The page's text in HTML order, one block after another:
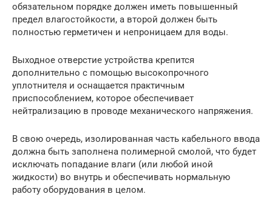
обязательном порядке должен иметь повышенный
предел влагостойкости, а второй должен быть
полностью герметичен и непроницаем для воды.
Выходное отверстие устройства крепится
дополнительно с помощью высокопрочного
уплотнителя и оснащается практичным
приспособлением, которое обеспечивает
нейтрализацию в проводе механического напряжения.
В свою очередь, изолированная часть кабельного ввода
должна быть заполнена полимерной смолой, что будет
исключать попадание влаги (или любой иной
жидкости) во внутрь и обеспечивать нормальную
работу оборудования в целом.